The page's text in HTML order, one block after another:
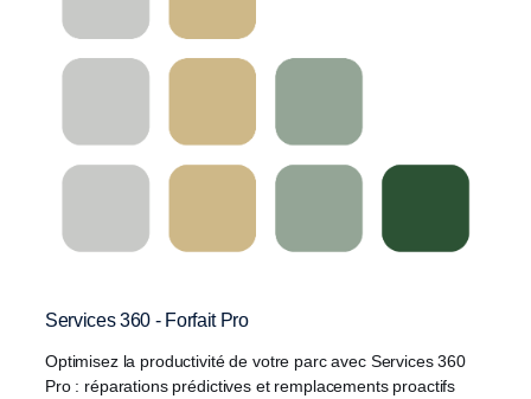
Services 360 - Forfait Pro
Optimisez la productivité de votre parc avec Services 360
Pro : réparations prédictives et remplacements proactifs